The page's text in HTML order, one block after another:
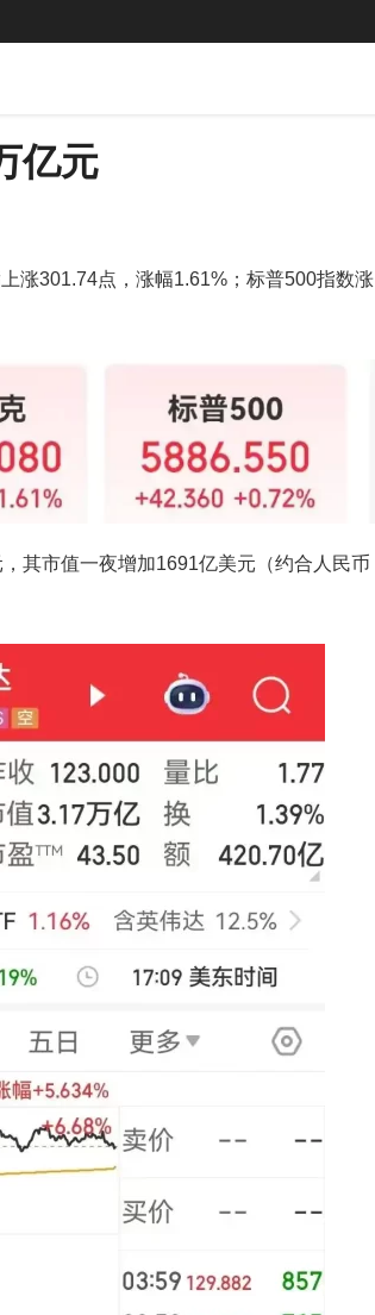
亿元
涨301.74点，涨幅1.61%；标普500指数涨
其市值一夜增加1691亿美元（约合人民币